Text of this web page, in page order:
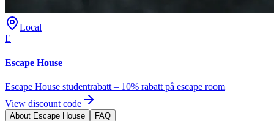
Local
E
Escape House
Escape House studentrabatt – 10% rabatt på escape room
View discount code
About Escape House FAQ